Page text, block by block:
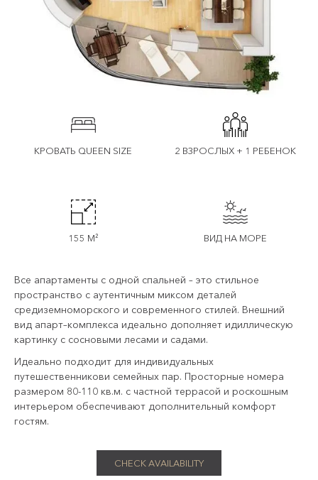
КРОВАТЬ QUEEN SIZE 2 ВЗРОСЛЫХ + 1 РЕБЕНОК
155 M² ВИД НА МОРЕ
Все апартаменты с одной спальней – это стильное
пространство с аутентичным миксом деталей
средиземноморского и современного стилей. Внешний
вид апарт–комплекса идеально дополняет идиллическую
картинку с сосновыми лесами и садами.
Идеально подходит для индивидуальных
путешественникови семейных пар. Просторные номера
размером 80-110 кв.м. с частной террасой и роскошным
интерьером обеспечивают дополнительный комфорт
гостям.
CHECK AVAILABILITY